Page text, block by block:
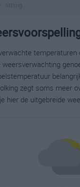
zegt soms meer
hier de uitgebreide